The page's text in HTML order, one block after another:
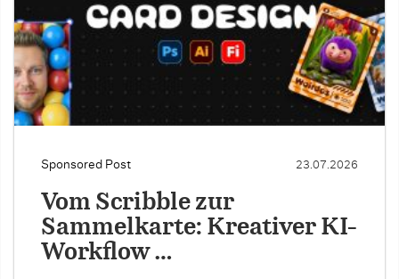
Sponsored Post 23.07.2026
Vom Scribble zur
Sammelkarte: Kreativer KI-
Workflow …